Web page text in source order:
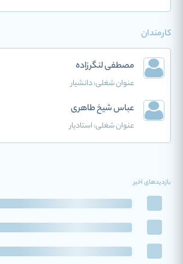
کارمندان
مصطفی لنگرزاده
عنوان شغلی:دانشیار
عباس شیخ طاهری
عنوان شغلی:استادیار
بازدیدهای اخیر